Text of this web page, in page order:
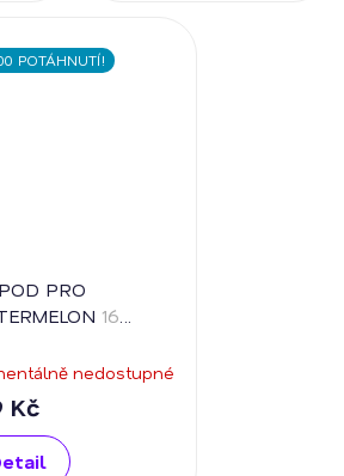
POTÁHNUTÍ!
PRO
16
nedostupné
Kč